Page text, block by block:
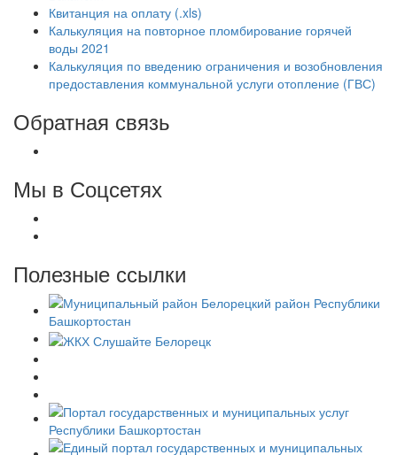
Квитанция на оплату (.xls)
Калькуляция на повторное пломбирование горячей
воды 2021
Калькуляция по введению ограничения и возобновления
предоставления коммунальной услуги отопление (ГВС)
Обратная связь
Мы в Соцсетях
Полезные ссылки